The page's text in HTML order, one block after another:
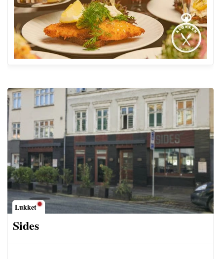
Lukket
Sides